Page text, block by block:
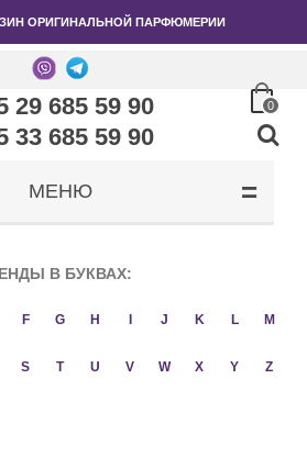
ОРИГИНАЛЬНОЙ ПАРФЮМЕРИИ
29 685 59 90
33 685 59 90
0
МЕНЮ
В БУКВАХ:
F G H J K L M
S T U V W X Y Z